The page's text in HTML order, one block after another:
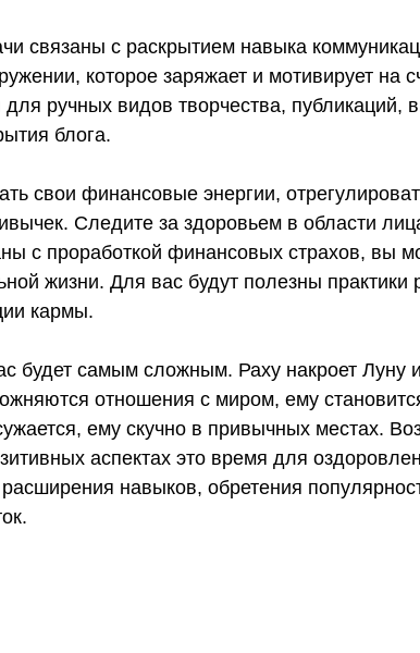
связаны с раскрытием навыка
которое заряжает и мотивирует на
ручных видов творчества, публикаций,
блога.
свои финансовые энергии,
Следите за здоровьем в области
с проработкой финансовых страхов, вы
жизни. Для вас будут полезны практики
кармы.
будет самым сложным. Раху накроет Луну
отношения с миром, ему
ему скучно в привычных местах.
аспектах это время для
навыков, обретения